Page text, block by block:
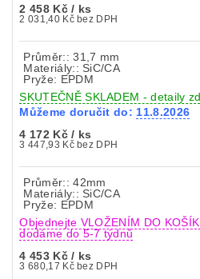
2 458 Kč/ ks
2 031,40 Kč bez DPH
Průměr:: 31,7 mm
Materiály:: SiC/CA
Pryže: EPDM
SKUTEČNĚ SKLADEM - detaily
Můžeme doručit do: 11.8.2026
4 172 Kč/ ks
3 447,93 Kč bez DPH
Průměr:: 42mm
Materiály:: SiC/CA
Pryže: EPDM
Objednejte VLOŽENÍM DO
dodáme do 5-7 týdnů
4 453 Kč/ ks
3 680,17 Kč bez DPH